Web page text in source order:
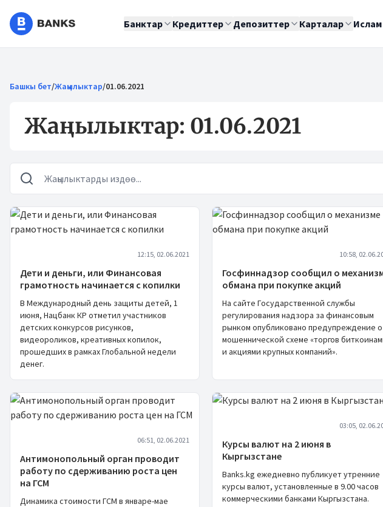
Банктар Кредиттер Депозиттер Карталар
Башкы бет/Жаңылыктар/01.06.2021
Жаңылыктар: 01.06.2021
Жаңылыктар
12:15, 02.06.2021
Дети и деньги, или Финансовая
грамотность начинается с копилки
В Международный день защиты детей, 1
июня, Нацбанк КР отметил участников
детских конкурсов рисунков,
видеороликов, креативных копилок,
прошедших в рамках Глобальной недели
денег.
10:58,
Госфиннадзор сообщил о
обмана при покупке акций
На сайте Государственной службы
регулирования надзора за финансовым
рынком опубликовано предупреждение о
мошеннической схеме «торгов
и акциями крупных компаний».
06:51, 02.06.2021
Антимонопольный орган проводит
работу по сдерживанию роста цен
на ГСМ
Динамика стоимости ГСМ в январе-мае
03:05,
Курсы валют на 2 июня в
Кыргызстане
Banks.kg ежедневно публикует утренние
курсы валют, установленные в 9.00 часов
коммерческими банками Кыргызстана.